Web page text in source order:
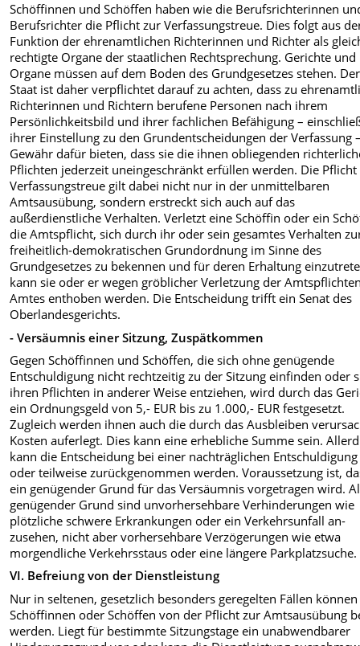
Schöffinnen und Schöffen haben wie die Berufsrichterinnen
Berufsrichter die Pflicht zur Verfassungstreue. Dies folgt aus
Funktion der ehrenamtlichen Richterinnen und Richter als
rechtigte Organe der staatlichen Recht­sprechung. Gerichte
Organe müssen auf dem Boden des Grund­gesetzes stehen. Der
Staat ist daher verpflichtet darauf zu achten, dass zu
Richterinnen und Richtern berufene Personen nach ihrem
Persönlichkeitsbild und ihrer fachlichen Befähigung –
ihrer Einstellung zu den Grundent­scheidungen der Verfassung
Gewähr dafür bieten, dass sie die ihnen obliegenden
Pflichten jederzeit uneingeschränkt erfüllen werden. Die
Verfassungs­treue gilt dabei nicht nur in der unmittelbaren
Amtsausübung, sondern erstreckt sich auch auf das
außerdienstliche Verhalten. Verletzt eine Schöffin oder ein
die Amtspflicht, sich durch ihr oder sein gesamtes Verhalten
freiheitlich-demokratischen Grundordnung im Sinne des
Grundgesetzes zu bekennen und für deren Erhaltung
kann sie oder er wegen gröblicher Verletzung der
Amtes enthoben werden. Die Entscheidung trifft ein Senat des
Oberlandesgerichts.
- Versäumnis einer Sitzung, Zuspätkommen
Gegen Schöffinnen und Schöffen, die sich ohne genügende
Entschuldigung nicht rechtzeitig zu der Sitzung einfinden oder
ihren Pflichten in anderer Weise entziehen, wird durch das
ein Ordnungsgeld von 5,- EUR bis zu 1.000,- EUR festgesetzt.
Zugleich wer­den ihnen auch die durch das Ausblei­ben
Kosten auferlegt. Dies kann eine erhebliche Summe sein.
kann die Entscheidung bei einer nachträglichen Entschuldigung
oder teilweise zurückgenommen werden. Voraussetzung ist,
ein genügender Grund für das Versäumnis vorgetragen wird.
genügender Grund sind unvorhersehbare Verhin­derungen wie
plötzliche schwere Er­krankungen oder ein Verkehrsunfall an­
zusehen, nicht aber vorhersehbare Ver­zögerungen wie etwa
morgendliche Verkehrsstaus oder eine längere Park­platzsuche.
VI. Befreiung von der Dienstleistung
Nur in seltenen, gesetzlich besonders geregelten Fällen können
Schöffinnen oder Schöffen von der Pflicht zur Amtsausübung
werden. Liegt für bestimmte Sitzungstage ein unabwend­barer